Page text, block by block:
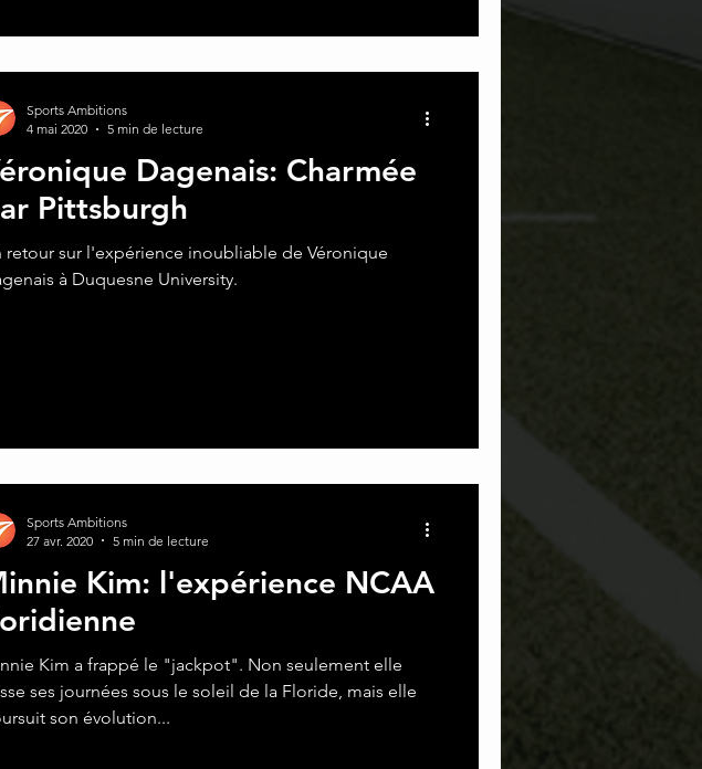
Dagenais: Charmée
Pittsburgh
retour sur l'expérience inoubliable de Véronique
à Duquesne University.
Sports Ambitions
4 mai 2020
5 min de lecture
Kim: l'expérience NCAA
Kim a frappé le "jackpot". Non seulement elle
ses journées sous le soleil de la Floride, mais elle
son évolution...
Sports Ambitions
27 avr. 2020
5 min de lecture